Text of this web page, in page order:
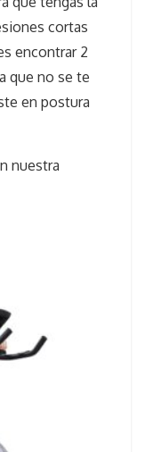
cortas
encontrar 2
que no se te
en postura
nuestra